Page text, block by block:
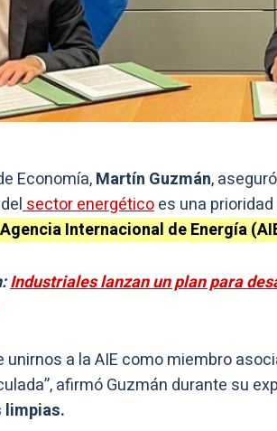
Economía,Martín Guzmán,
sector energéticoes una
Internacional de Energía
Industriales lanzan un plan para
unirnos a la AIE como miembro
afirmó Guzmán durante su
limpias.